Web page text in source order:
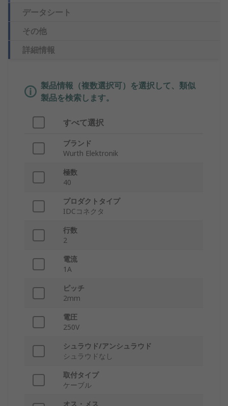
データシート
その他
詳細情報
製品情報（複数選択可）を選択して、類似
製品を検索します。
すべて選択
ブランド
Wurth Elektronik
極数
40
プロダクトタイプ
IDCコネクタ
行数
2
電流
1A
ピッチ
2mm
電圧
250V
シュラウド/アンシュラウド
シュラウドなし
取付タイプ
ケーブル
オス・メス